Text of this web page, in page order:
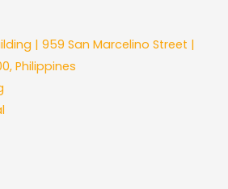
| 959 San Marcelino Street |
Philippines